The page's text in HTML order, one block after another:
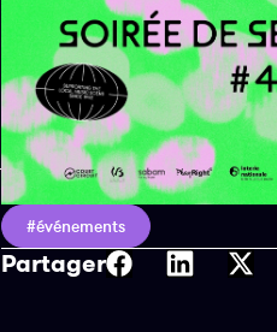
#événements
Partager